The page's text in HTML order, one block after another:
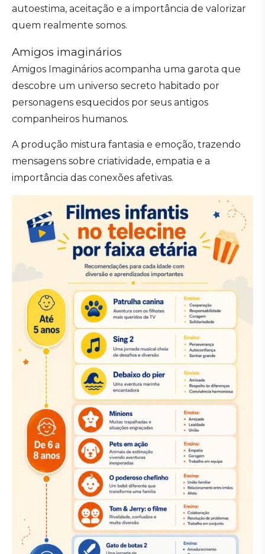
autoestima, aceitação e a importância de valorizar
quem realmente somos.
Amigos imaginários
Amigos Imaginários acompanha uma garota que
descobre um universo secreto habitado por
personagens esquecidos por seus antigos
companheiros humanos.
A produção mistura fantasia e emoção, trazendo
mensagens sobre criatividade, empatia e a
importância das conexões afetivas.